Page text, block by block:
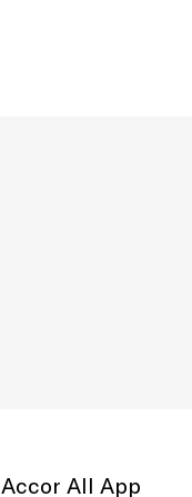
Accor All App